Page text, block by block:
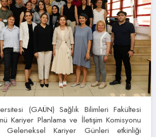
(GAÜN) Sağlık Bilimleri Fakültesi
Kariyer Planlama ve İletişim Komisyonu
Geleneksel Kariyer Günleri etkinliği